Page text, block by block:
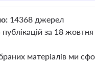
14368 джерел
публікацій за 18 жовтня
матеріалів ми